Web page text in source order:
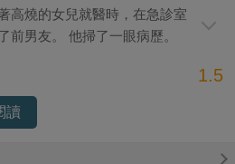
高燒的女兒就醫時，在急診室
前男友。 他掃了一眼病歷。
期一個月就生了？」
1.5
讀